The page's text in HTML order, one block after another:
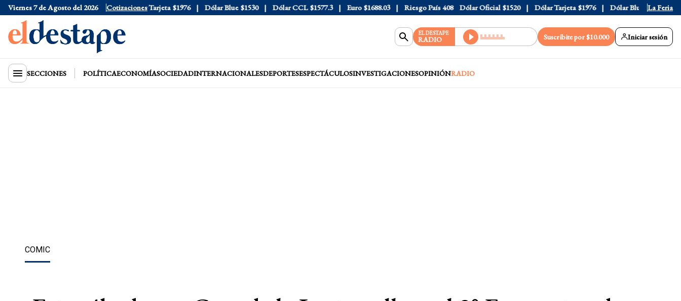
Viernes 7 de Agosto del 2026 Cotizaciones
Dólar Oficial $1520 Dólar Tarjeta $1976 Dólar Blue $1530 Dólar CCL $1577.3 Euro $1688.03 Riesgo País 408 Dólar Oficial $1520 Dólar Tarjeta $1976 Dólar Blue $1530La Feria
EL DESTAPE
RADIO Suscribite por $10.000 Iniciar sesión
SECCIONES POLÍTICAECONOMÍASOCIEDADINTERNACIONALESDEPORTESESPECTÁCULOSINVESTIGACIONESOPINIÓNRADIO
COMIC